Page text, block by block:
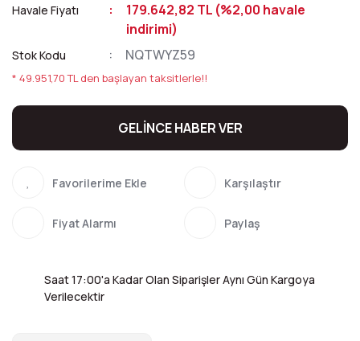
Havale Fiyatı
179.642,82 TL (%2,00 havale
indirimi)
Stok Kodu NQTWYZ59
* 49.951,70 TL den başlayan taksitlerle!!
GELİNCE HABER VER
Karşılaştır
Fiyat Alarmı Paylaş
Saat 17:00'a Kadar Olan Siparişler Aynı Gün Kargoya
Verilecektir